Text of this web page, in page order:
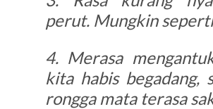
perut. Mungkin
4. Merasa
kita habis begadang,
rongga mata terasa